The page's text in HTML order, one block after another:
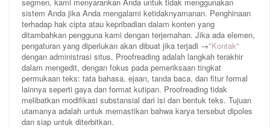
sistem Anda jika Anda mengalami ketidaknyamanan. Penghinaan
terhadap hak cipta atau kepribadian dalam konten yang
ditambahkan pengguna kami dengan terjemahan. Jika ada elemen,
pengaturan yang diperlukan akan dibuat jika terjadi →"Kontak"
dengan administrasi situs. Proofreading adalah langkah terakhir
dalam mengedit, dengan fokus pada pemeriksaan tingkat
permukaan teks: tata bahasa, ejaan, tanda baca, dan fitur formal
lainnya seperti gaya dan format kutipan. Proofreading tidak
melibatkan modifikasi substansial dari isi dan bentuk teks. Tujuan
utamanya adalah untuk memastikan bahwa karya tersebut dipoles
dan siap untuk diterbitkan.